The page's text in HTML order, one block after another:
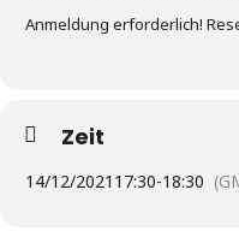
Anmeldung erforderlich!
Zeit
14/12/2021 17:30-18:30